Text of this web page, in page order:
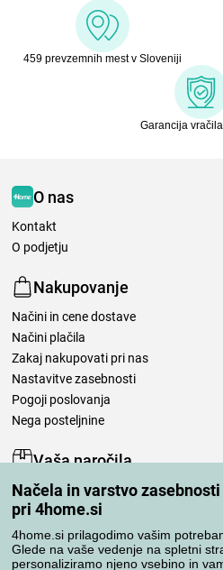
Načela in varstvo zasebnosti
pri 4home.si
4home.si prilagodimo vašim
Glede na vaše vedenje na spletni
personaliziramo njeno vsebino in
459 prevzemnih mest v Sloveniji
Garancija
O nas
Kontakt
O podjetju
Nakupovanje
Načini in cene dostave
Načini plačila
Zakaj nakupovati pri nas
Nastavitve zasebnosti
Pogoji poslovanja
Nega posteljnine
Vaša naročila
Moj račun
Pregled naročil
Reklamacija
Odstop od kupoprodajne pogodbe